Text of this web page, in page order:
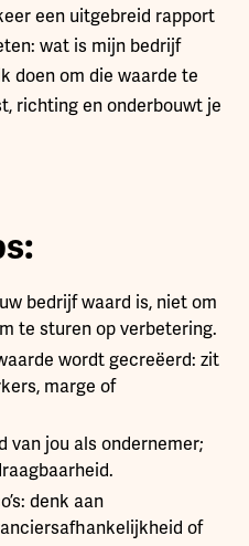
een uitgebreid rapport
wat is mijn bedrijf
doen om die waarde te
richting en onderbouwt je
bedrijf waard is, niet om
te sturen op verbetering.
wordt gecreëerd: zit
marge of
van jou als ondernemer;
denk aan
of